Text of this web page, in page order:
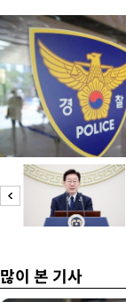
많이 본 기사